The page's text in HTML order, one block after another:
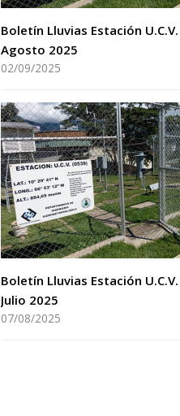
Boletín Lluvias Estación U.C.V.
Agosto 2025
02/09/2025
Boletín Lluvias Estación U.C.V.
Julio 2025
07/08/2025